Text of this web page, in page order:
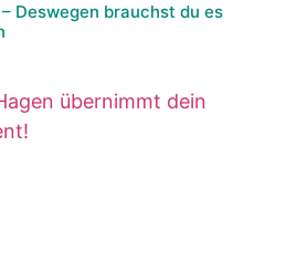
Deswegen brauchst du es